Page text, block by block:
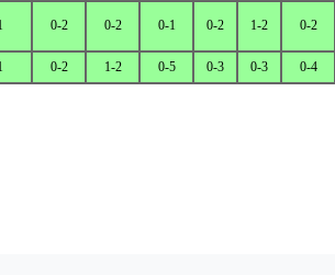
0-2 0-2 0-1 0-2 1-2 0-2
0-2 1-2 0-5 0-3 0-3 0-4